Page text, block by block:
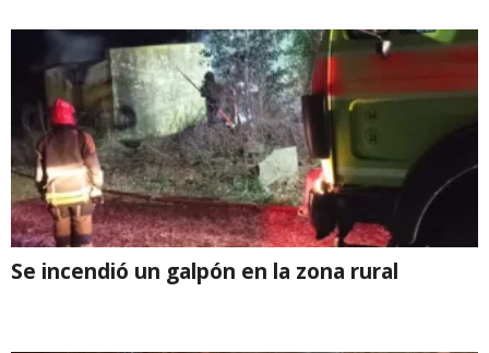
Se incendió un galpón en la zona rural